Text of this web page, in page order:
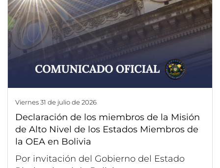
viernes 31 de julio de 2026
Declaración de los miembros de la Misión
de Alto Nivel de los Estados Miembros de
la OEA en Bolivia
Por invitación del Gobierno del Estado